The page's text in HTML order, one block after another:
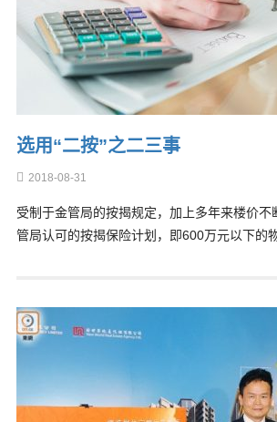
选用“二按”之二三事
2018-08-31
受制于金管局的按揭规定，加上多年来楼价不
管局认可的按揭保险计划，即600万元以下的